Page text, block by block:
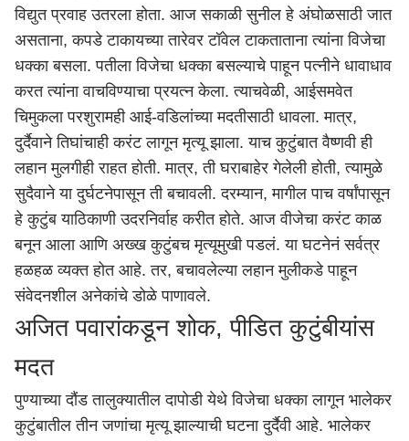
विद्युत प्रवाह उतरला होता. आज सकाळी सुनील हे अंघोळसाठी जात
असताना, कपडे टाकायच्या तारेवर टॉवेल टाकताताना त्यांना विजेचा
धक्का बसला. पतीला विजेचा धक्का बसल्याचे पाहून पत्नीने धावाधाव
करत त्यांना वाचविण्याचा प्रयत्न केला. त्याचवेळी, आईसमवेत
चिमुकला परशुरामही आई-वडिलांच्या मदतीसाठी धावला. मात्र,
दुर्दैवाने तिघांचाही करंट लागून मृत्यू झाला. याच कुटुंबात वैष्णवी ही
लहान मुलगीही राहत होती. मात्र, ती घराबाहेर गेलेली होती, त्यामुळे
सुदैवाने या दुर्घटनेपासून ती बचावली. दरम्यान, मागील पाच वर्षांपासून
हे कुटुंब याठिकाणी उदरनिर्वाह करीत होते. आज वीजेचा करंट काळ
बनून आला आणि अख्ख कुटुंबच मृत्यूमुखी पडलं. या घटनेनं सर्वत्र
हळहळ व्यक्त होत आहे. तर, बचावलेल्या लहान मुलीकडे पाहून
संवेदनशील अनेकांचे डोळे पाणावले.
अजित पवारांकडून शोक, पीडित कुटुंबीयांस
मदत
पुण्याच्या दौंड तालुक्यातील दापोडी येथे विजेचा धक्का लागून भालेकर
कुटुंबातील तीन जणांचा मृत्यू झाल्याची घटना दुर्दैवी आहे. भालेकर